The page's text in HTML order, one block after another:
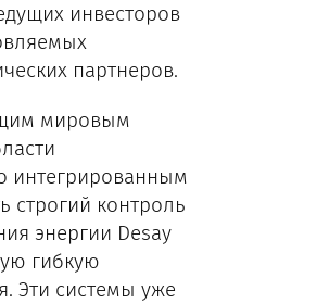
инвесторов
партнеров.
мировым
интегрированным
строгий контроль
энергии Desay
гибкую
Эти системы уже